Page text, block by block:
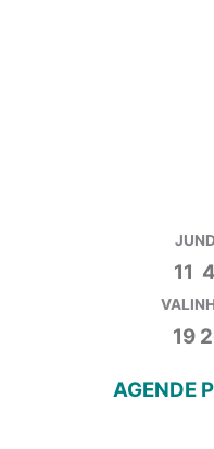
11
19
AGENDE